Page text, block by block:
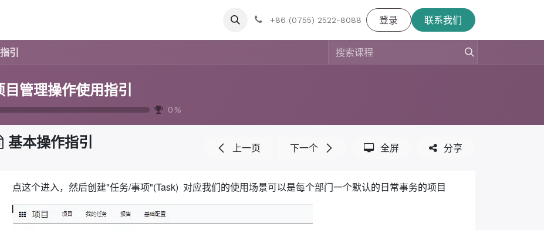
+86 (0755) 2522-8088 登录 联系我们
引
目管理操作使用指引
0 %
基本操作指引 上一页 下一个 全屏 分享
点这个进入，然后创建"任务/事项"(Task) 对应我们的使用场景可以是每个部门一个默认的日常事务的项目